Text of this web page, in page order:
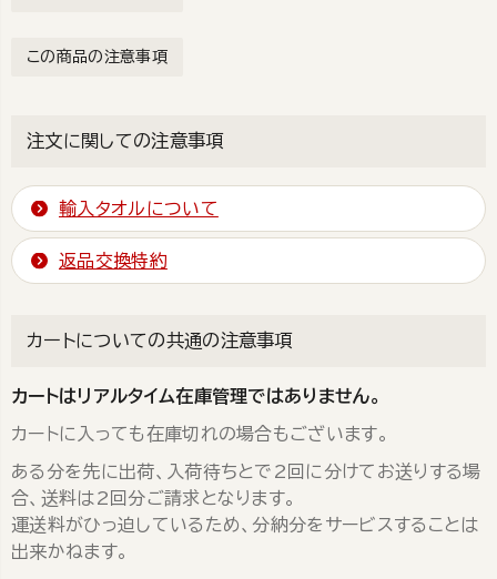
この商品の注意事項
注文に関しての注意事項
輸入タオルについて
返品交換特約
カートについての共通の注意事項
カートはリアルタイム在庫管理ではありません。
カートに入っても在庫切れの場合もございます。
ある分を先に出荷、入荷待ちとで2回に分けてお送りする場
合、送料は2回分ご請求となります。
運送料がひっ迫しているため、分納分をサービスすることは
出来かねます。